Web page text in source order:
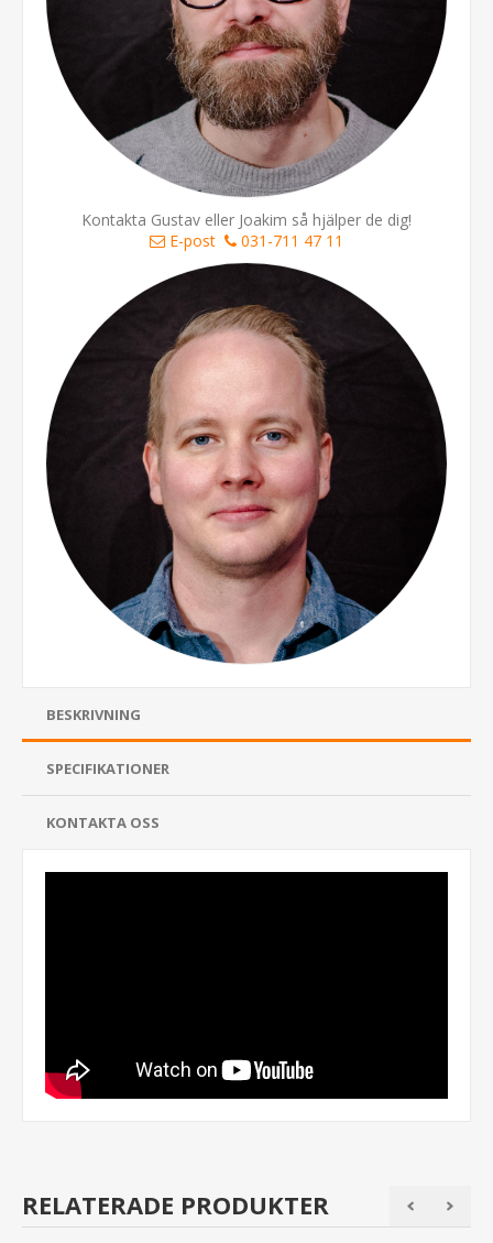
Kontakta Gustav eller Joakim så hjälper de dig!
E-post
031-711 47 11
BESKRIVNING
SPECIFIKATIONER
KONTAKTA OSS
RELATERADE PRODUKTER